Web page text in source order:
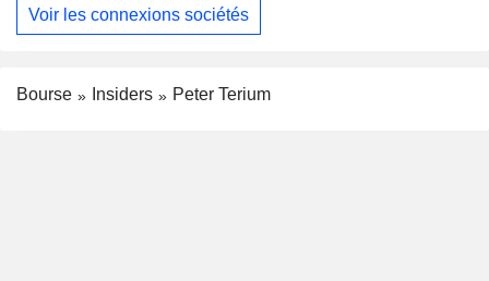
Voir les connexions sociétés
Bourse Insiders Peter Terium